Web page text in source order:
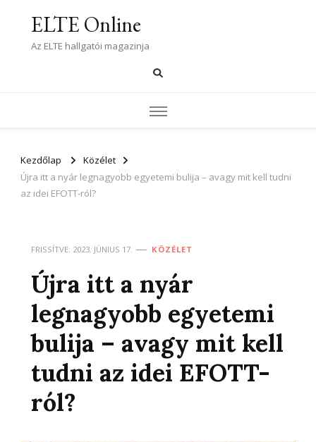
ELTE Online
Az ELTE hallgatói magazinja
Kezdőlap
Közélet
Újra itt a nyár legnagyobb egyetemi bulija – avagy mit kell tudni
az idei EFOTT-ról?
FRISSÍTVE: 2023. JÚNIUS 17. KÖZÉLET
Újra itt a nyár
legnagyobb egyetemi
bulija – avagy mit kell
tudni az idei EFOTT-
ról?